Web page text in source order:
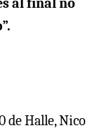
de Halle, Nico